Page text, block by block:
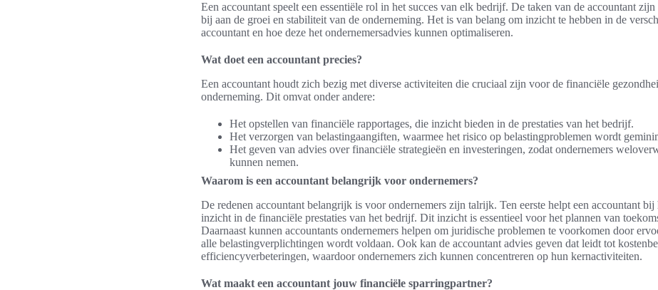
Een accountant speelt een essentiële rol in het succes van elk bedrijf. De taken van de accountant
bij aan de groei en stabiliteit van de onderneming. Het is van belang om inzicht te hebben in de
accountant en hoe deze het ondernemersadvies kunnen optimaliseren.
Wat doet een accountant precies?
Een accountant houdt zich bezig met diverse activiteiten die cruciaal zijn voor de financiële
onderneming. Dit omvat onder andere:
Het opstellen van financiële rapportages, die inzicht bieden in de prestaties van het bedrijf.
Het verzorgen van belastingaangiften, waarmee het risico op belastingproblemen wordt
Het geven van advies over financiële strategieën en investeringen, zodat ondernemers
kunnen nemen.
Waarom is een accountant belangrijk voor ondernemers?
De redenen accountant belangrijk is voor ondernemers zijn talrijk. Ten eerste helpt een accountant
inzicht in de financiële prestaties van het bedrijf. Dit inzicht is essentieel voor het plannen van
Daarnaast kunnen accountants ondernemers helpen om juridische problemen te voorkomen door
alle belastingverplichtingen wordt voldaan. Ook kan de accountant advies geven dat leidt tot
efficiencyverbeteringen, waardoor ondernemers zich kunnen concentreren op hun kernactiviteiten.
Wat maakt een accountant jouw financiële sparringpartner?